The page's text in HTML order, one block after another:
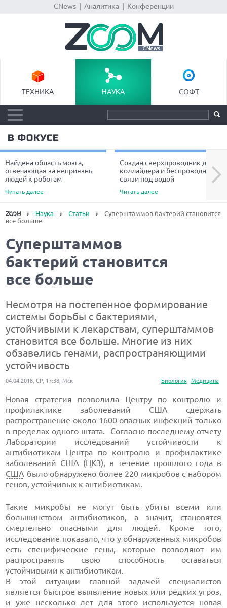
CNews| Аналитика| Конференции
ТЕХНИКА НАУКА СОФТ
В ФОКУСЕ
Найдена область мозга,
отвечающая за неприязнь
людей к роботам
Читать далее
Создан сверхпроводник для
коллайдера и беспроводной
связи под водой
Читать далее
Next
Наука Статьи
Суперштаммов бактерий становится
все больше
Суперштаммов
бактерий становится
все больше
Несмотря на постепенное формирование
системы борьбы с бактериями,
устойчивыми к лекарствам, суперштаммов
становится все больше. Многие из них
обзавелись генами, распространяющими
устойчивость
Биология Медицина
04.04.2018, СР, 17:38, Мск
Новая стратегия позволила Центру по контролю и
профилактике заболеваний США сдержать
распространение около 1600 опасных инфекций только
в пределах одного штата. Согласно последнему отчету
Лаборатории исследований устойчивости к
антибиотикам Центра по контролю и профилактике
заболеваний США (ЦКЗ), в течение прошлого года в
США было обнаружено более 220 микробов с набором
генов, устойчивых к антибиотикам.
Такие микробы не могут быть убиты всеми или
большинством антибиотиков, а значит, становятся
смертельно опасными для людей. Кроме того,
исследование показало, что у обнаруженных микробов
есть специфические гены, которые позволяют им
распространять свою способность оставаться
устойчивыми к антибиотикам.
В этой ситуации главной задачей специалистов
является быстрое выявление новых или редких угроз,
и уже несколько лет для этого используется новая